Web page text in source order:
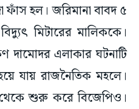
ফাঁস হল। জরিমানা বাবদ ৫
মিটারের মালিককে।
দামোদর এলাকার ঘটনাটি
যায় রাজনৈতিক মহলে।
শুরু করে বিজেপিও।